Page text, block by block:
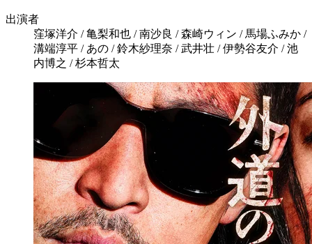
出演者
窪塚洋介 / 亀梨和也 / 南沙良 / 森崎ウィン / 馬場ふみか /
溝端淳平 / あの / 鈴木紗理奈 / 武井壮 / 伊勢谷友介 / 池
内博之 / 杉本哲太